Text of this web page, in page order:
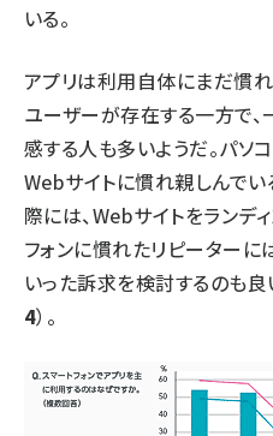
いる。
アプリは利用自体にまだ慣
ユーザーが存在する一方で
感する人も多いようだ。パソ
Webサイトに慣れ親しんで
際には、Webサイトをランデ
フォンに慣れたリピーターに
いった訴求を検討するのも良
4）。